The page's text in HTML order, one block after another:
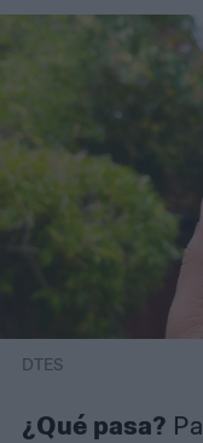
DTES
¿Qué pasa?